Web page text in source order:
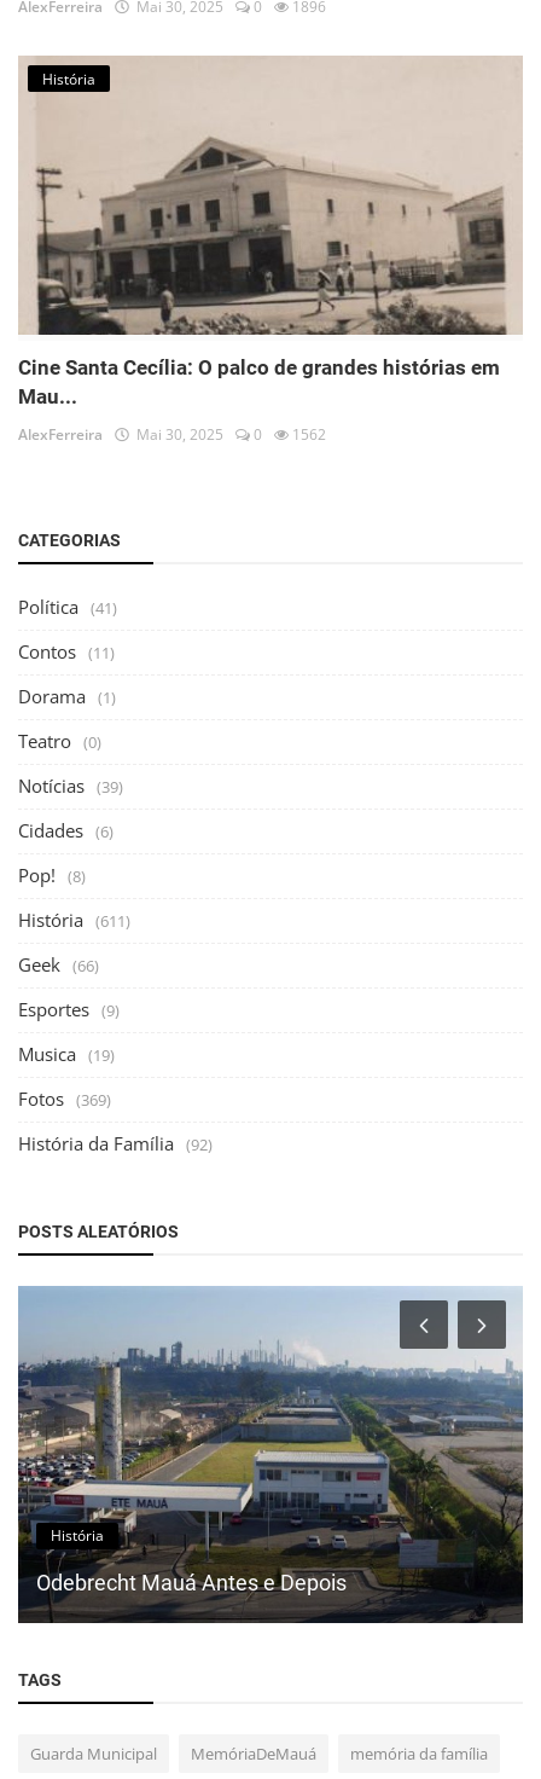
AlexFerreira Mai 30, 2025 0 1896
História
Cine Santa Cecília: O palco de grandes histórias em
Mau...
AlexFerreira Mai 30, 2025 0 1562
CATEGORIAS
Política (41)
Contos (11)
Dorama (1)
Teatro (0)
Notícias (39)
Cidades (6)
Pop! (8)
História (611)
Geek (66)
Esportes (9)
Musica (19)
Fotos (369)
História da Família (92)
POSTS ALEATÓRIOS
História
Odebrecht Mauá Antes e Depois
TAGS
Guarda Municipal MemóriaDeMauá memória da família